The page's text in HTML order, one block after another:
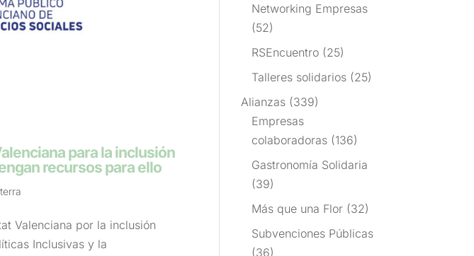
para la inclusión
recursos para ello
Valenciana por la inclusión
Inclusivas y la
Networking Empresas
(52)
RSEncuentro (25)
Talleres solidarios (25)
Alianzas (339)
Empresas
colaboradoras (136)
Gastronomía Solidaria
(39)
Más que una Flor (32)
Subvenciones Públicas
(36)